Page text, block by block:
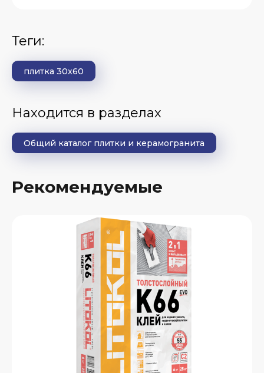
теги:
плитка 30x60
Находится в разделах
Общий каталог плитки и керамогранита
Рекомендуемые